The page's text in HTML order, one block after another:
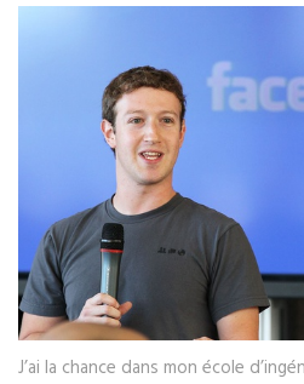
J’ai la chance dans mon école